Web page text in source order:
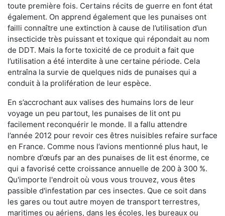
toute première fois. Certains récits de guerre en font état
également. On apprend également que les punaises ont
failli connaître une extinction à cause de l’utilisation d’un
insecticide très puissant et toxique qui répondait au nom
de DDT. Mais la forte toxicité de ce produit a fait que
l’utilisation a été interdite à une certaine période. Cela
entraîna la survie de quelques nids de punaises qui a
conduit à la prolifération de leur espèce.
En s’accrochant aux valises des humains lors de leur
voyage un peu partout, les punaises de lit ont pu
facilement reconquérir le monde. Il a fallu attendre
l’année 2012 pour revoir ces êtres nuisibles refaire surface
en France. Comme nous l’avions mentionné plus haut, le
nombre d’œufs par an des punaises de lit est énorme, ce
qui a favorisé cette croissance annuelle de 200 à 300 %.
Qu'importe l'endroit où vous vous trouvez, vous êtes
passible d'infestation par ces insectes. Que ce soit dans
les gares ou tout autre moyen de transport terrestres,
maritimes ou aériens, dans les écoles, les bureaux ou